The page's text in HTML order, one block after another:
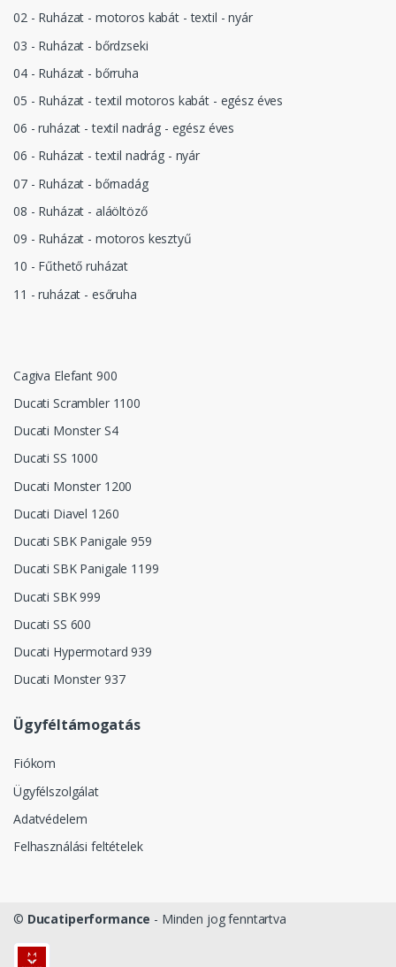
02 - Ruházat - motoros kabát - textil - nyár
03 - Ruházat - bőrdzseki
04 - Ruházat - bőrruha
05 - Ruházat - textil motoros kabát - egész éves
06 - ruházat - textil nadrág - egész éves
06 - Ruházat - textil nadrág - nyár
07 - Ruházat - bőrnadág
08 - Ruházat - aláöltöző
09 - Ruházat - motoros kesztyű
10 - Fűthető ruházat
11 - ruházat - esőruha
Cagiva Elefant 900
Ducati Scrambler 1100
Ducati Monster S4
Ducati SS 1000
Ducati Monster 1200
Ducati Diavel 1260
Ducati SBK Panigale 959
Ducati SBK Panigale 1199
Ducati SBK 999
Ducati SS 600
Ducati Hypermotard 939
Ducati Monster 937
Ügyféltámogatás
Fiókom
Ügyfélszolgálat
Adatvédelem
Felhasználási feltételek
© Ducatiperformance - Minden jog fenntartva